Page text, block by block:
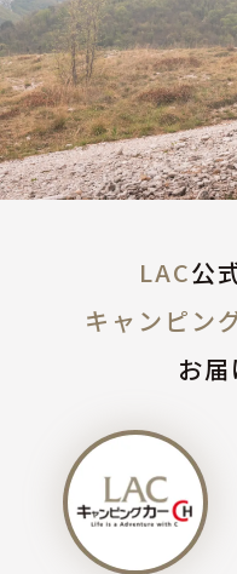
LAC公
キャンピン
お届